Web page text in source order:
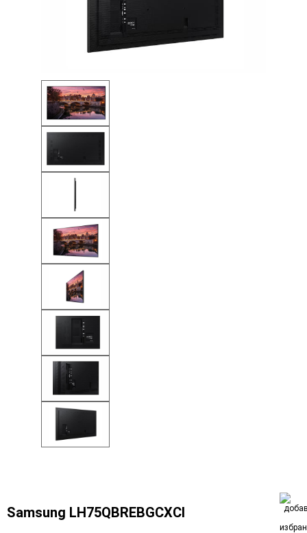
Samsung LH75QBREBGCXCI